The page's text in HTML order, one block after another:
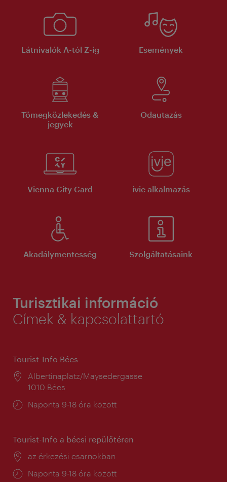
Látnivalók A-tól Z-ig Események
Tömegközlekedés &
jegyek
Odautazás
Vienna City Card ivie alkalmazás
Akadálymentesség Szolgáltatásaink
Turisztikai információ
Címek & kapcsolattartó
Tourist-Info Bécs
Helyszín:
Albertinaplatz/Maysedergasse
1010 Bécs
Nyitva
Naponta 9-18 óra között
Tourist-Info a bécsi repülőtéren
Helyszín:
az érkezési csarnokban
Nyitva
Naponta 9-18 óra között